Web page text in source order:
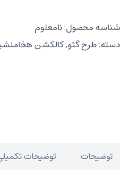
شناسه محصول: نامعلوم
دسته: طرح گئو,کالکشن
توضیحات توضیحات